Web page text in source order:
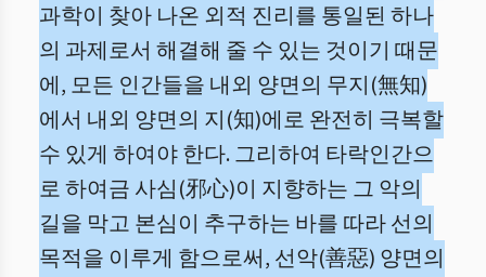
과학이 찾아 나온 외적 진리를 통일된 하나
의 과제로서 해결해 줄 수 있는 것이기 때문
에, 모든 인간들을 내외 양면의 무지(無知)
에서 내외 양면의 지(知)에로 완전히 극복할
수 있게 하여야 한다. 그리하여 타락인간으
로 하여금 사심(邪心)이 지향하는 그 악의
길을 막고 본심이 추구하는 바를 따라 선의
목적을 이루게 함으로써, 선악(善惡) 양면의